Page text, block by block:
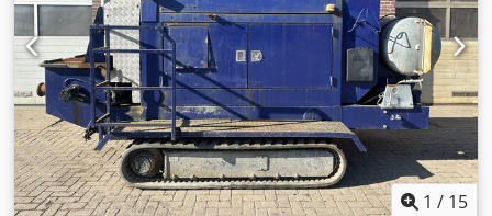
1500 Zyklen/Tag, Ausgabe: 3000 Paletten/h, Betrieb:
Doppelpalettenbetrieb, verfügbares Betonsteinformat
X/Y/Z: 500mm/200mm/250mm. Die Trocknungsregale sind
aus Holz und nicht mehr zu verwenden. Die Anlage wurde
seit 20 Jahren nicht betrieben und benötigt eine Revision.
Die Anlage wurde von 1995 bis 2005 betrieben.
Dokumentation vorhanden. Eine Besichtigung vor Ort ist
möglich. Die Anlage befindet sich in Portugal. Cjdpfozh Ng
Tjx Ag Ijrf
1 / 15